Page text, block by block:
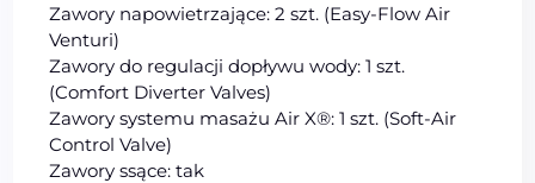
Zawory napowietrzające: 2 szt. (Easy-Flow Air
Venturi)
Zawory do regulacji dopływu wody: 1 szt.
(Comfort Diverter Valves)
Zawory systemu masażu Air X®: 1 szt. (Soft-Air
Control Valve)
Zawory ssące: tak